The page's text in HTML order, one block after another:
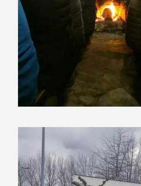
Categorias gerais